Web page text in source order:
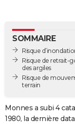
GUIDES D'ACHAT
BONS PLANS
CARTE DE VOEUX
Carte de Noël
Carte Bonne année
Carte Saint-Valentin
Carte Pâques
Carte d'anniversaire
Dictionnaire
Biographies
Citations
Expressions
Proverbes
PROGRAMME TV
SOMMAIRE
Risque
Risque de retrait-
des argiles
Risque de
terrain
Monnes a subi 4
1980, la dernière